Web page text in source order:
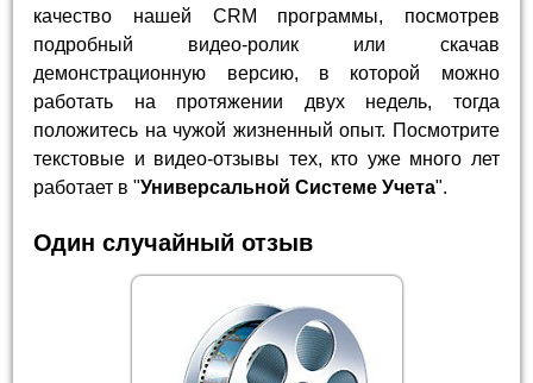
качество нашей CRM программы, посмотрев
подробный видео-ролик или скачав
демонстрационную версию, в которой можно
работать на протяжении двух недель, тогда
положитесь на чужой жизненный опыт. Посмотрите
текстовые и видео-отзывы тех, кто уже много лет
работает в "Универсальной Системе Учета".
Один случайный отзыв